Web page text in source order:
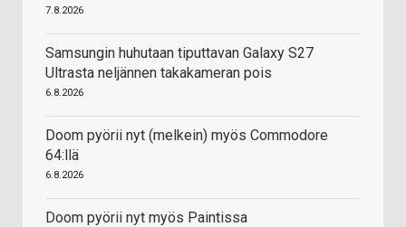
7.8.2026
Samsungin huhutaan tiputtavan Galaxy S27
Ultrasta neljännen takakameran pois
6.8.2026
Doom pyörii nyt (melkein) myös Commodore
64:llä
6.8.2026
Doom pyörii nyt myös Paintissa